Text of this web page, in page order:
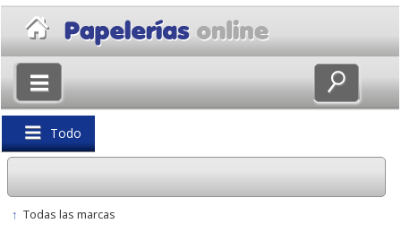
Todo
Volver
↑ Todas las marcas